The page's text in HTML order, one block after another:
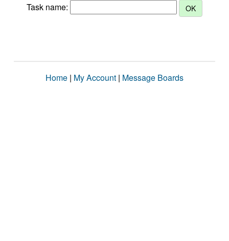
Task name:
Home | My Account | Message Boards